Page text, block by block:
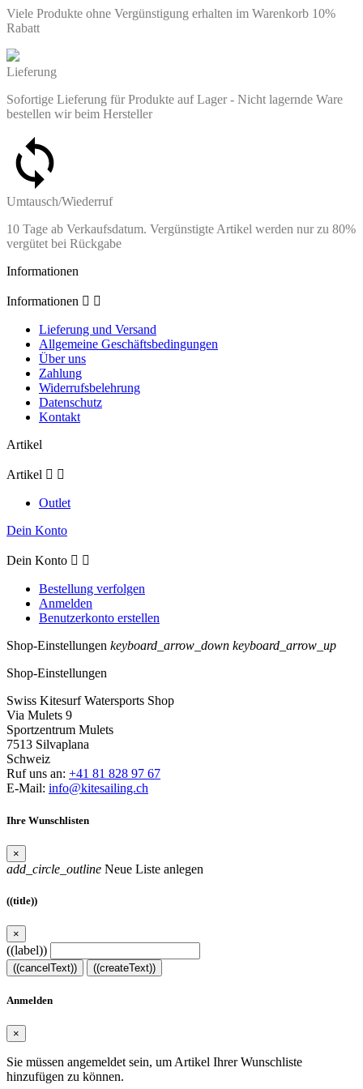
Viele Produkte ohne Vergünstigung erhalten im Warenkorb 10%
Rabatt
Lieferung
Sofortige Lieferung für Produkte auf Lager - Nicht lagernde Ware
bestellen wir beim Hersteller
Umtausch/Wiederruf
10 Tage ab Verkaufsdatum. Vergünstigte Artikel werden nur zu 80%
vergütet bei Rückgabe
Informationen
Informationen  
Lieferung und Versand
Allgemeine Geschäftsbedingungen
Über uns
Zahlung
Widerrufsbelehrung
Datenschutz
Kontakt
Artikel
Artikel  
Outlet
Dein Konto
Dein Konto  
Bestellung verfolgen
Anmelden
Benutzerkonto erstellen
Shop-Einstellungen keyboard_arrow_down keyboard_arrow_up
Shop-Einstellungen
Swiss Kitesurf Watersports Shop
Via Mulets 9
Sportzentrum Mulets
7513 Silvaplana
Schweiz
Ruf uns an: +41 81 828 97 67
E-Mail: info@kitesailing.ch
Ihre Wunschlisten
×
add_circle_outline Neue Liste anlegen
((title))
×
((label))
((cancelText)) ((createText))
Anmelden
×
Sie müssen angemeldet sein, um Artikel Ihrer Wunschliste
hinzufügen zu können.